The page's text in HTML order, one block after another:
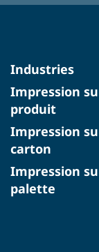
Industries
Impression
produit
Impression
carton
Impression
palette